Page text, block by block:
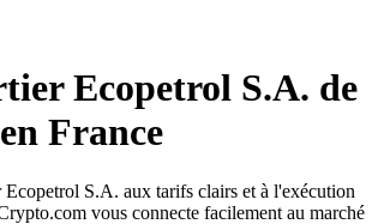
Ecopetrol S.A. de
France
Ecopetrol S.A. aux tarifs clairs et à l'exécution
vous connecte facilement au marché